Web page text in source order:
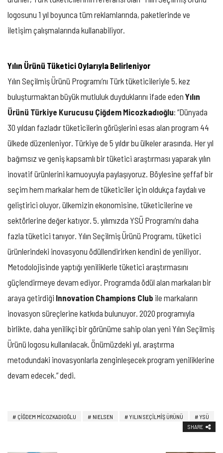
logosunu 1 yıl boyunca tüm reklamlarında, paketlerinde ve
iletişim çalışmalarında kullanabiliyor.
Yılın Ürünü Tüketici Oylarıyla Belirleniyor
Yılın Seçilmiş Ürünü Programı’nı Türk tüketicileriyle 5. kez
buluşturmaktan büyük mutluluk duyduklarını ifade eden Yılın
Ürünü Türkiye Kurucusu Çiğdem Micozkadıoğlu: “Dünyada
30 yıldan fazladır tüketicilerin görüşlerini esas alan program 44
ülkede düzenleniyor. Türkiye de 5 yıldır bu ülkeler arasında. Her yıl
bağımsız ve geniş kapsamlı bir tüketici araştırması yaparak yılın
inovatif ürünlerini kamuoyuyla paylaşıyoruz. Böylesine şeffaf bir
seçim hem markalar hem de tüketiciler için oldukça faydalı ve
geliştirici oluyor, ülkemizin ekonomisine, tüketicilerine ve
sektörlerine değer katıyor. 5. yılımızda YSÜ Programı’nı daha
fazla tüketici tanıyor. Yılın Seçilmiş Ürünü Programı, tüketici
ürünlerindeki inovasyonu ödüllendirirken kendini de yeniliyor.
Metodolojisinde yaptığı yeniliklerle tüketici araştırmasını
güçlendirmeye devam ediyor. Programda ödül alan markaları bir
araya getirdiği Innovation Champions Club ile markaların
inovasyon süreçlerine katkıda bulunuyor. 2020 programıyla
birlikte, daha yenilikçi bir görünüme sahip olan yeni Yılın Seçilmiş
Ürünü logosu kullanılacak. Önümüzdeki yıl, araştırma
metodundaki inovasyonlarla zenginleşecek program yeniliklerine
devam edecek.” dedi.
ÇIĞDEM MICOZKADIOĞLU NIELSEN YILIN SEÇİLMİŞ ÜRÜNÜ
YSÜ
SHARE